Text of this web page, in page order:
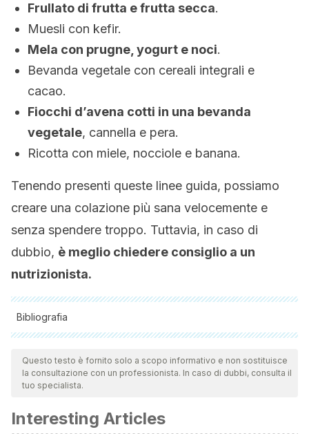
Frullato di frutta e frutta secca.
Muesli con kefir.
Mela con prugne, yogurt e noci.
Bevanda vegetale con cereali integrali e
cacao.
Fiocchi d’avena cotti in una bevanda
vegetale, cannella e pera.
Ricotta con miele, nocciole e banana.
Tenendo presenti queste linee guida, possiamo
creare una colazione più sana velocemente e
senza spendere troppo. Tuttavia, in caso di
dubbio, è meglio chiedere consiglio a un
nutrizionista.
Bibliografia
Tutte le fonti citate sono state esaminate a fondo dal nostro
team per garantirne la qualità, l'affidabilità, l'attualità e la
validità. La bibliografia di questo articolo è stata considerata
Affinita, A., Catalani, L., Cecchetto, G., De Lorenzo, G.,
Questo testo è fornito solo a scopo informativo e non sostituisce
la consultazione con un professionista. In caso di dubbi, consulta il
tuo specialista.
Interesting Articles